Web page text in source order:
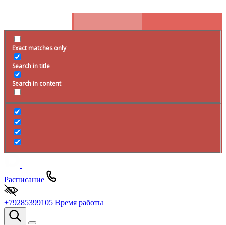
Exact matches only
Search in title
Search in content
Расписание
+79285399105 Время работы